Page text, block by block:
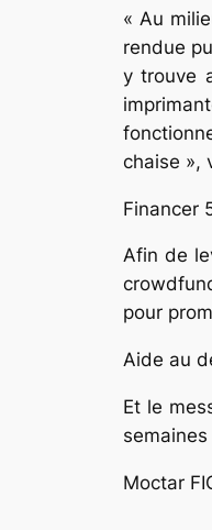
« Au
rendue
y trouve
chaise »,
Financer
Afin de
pour
Aide au
Et le
Moctar